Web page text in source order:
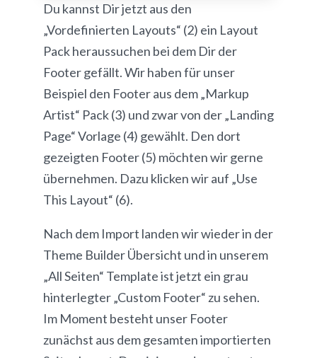
Du kannst Dir jetzt aus den
„Vordefinierten Layouts“ (2) ein Layout
Pack heraussuchen bei dem Dir der
Footer gefällt. Wir haben für unser
Beispiel den Footer aus dem „Markup
Artist“ Pack (3) und zwar von der „Landing
Page“ Vorlage (4) gewählt. Den dort
gezeigten Footer (5) möchten wir gerne
übernehmen. Dazu klicken wir auf „Use
This Layout“ (6).
Nach dem Import landen wir wieder in der
Theme Builder Übersicht und in unserem
„All Seiten“ Template ist jetzt ein grau
hinterlegter „Custom Footer“ zu sehen.
Im Moment besteht unser Footer
zunächst aus dem gesamten importierten